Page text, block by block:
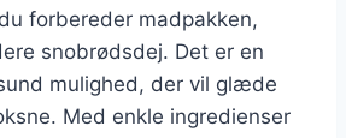
forbereder madpakken,
snobrødsdej. Det er en
mulighed, der vil glæde
Med enkle ingredienser